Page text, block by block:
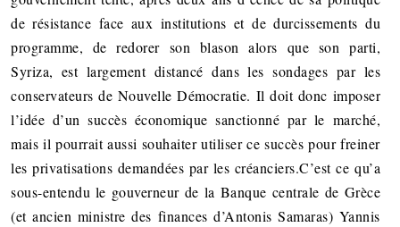
de résistance face aux institutions et de durcissements du
programme, de redorer son blason alors que son parti,
Syriza, est largement distancé dans les sondages par les
conservateurs de Nouvelle Démocratie. Il doit donc imposer
l’idée d’un succès économique sanctionné par le marché,
mais il pourrait aussi souhaiter utiliser ce succès pour freiner
les privatisations demandées par les créanciers.C’est ce qu’a
sous-entendu le gouverneur de la Banque centrale de Grèce
(et ancien ministre des finances d’Antonis Samaras) Yannis